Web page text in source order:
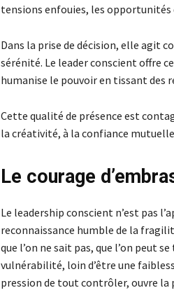
tensions enfouies, les opportunités
Dans la prise de décision, elle agit
sérénité. Le leader conscient offre
humanise le pouvoir en tissant des
Cette qualité de présence est
la créativité, à la confiance
Le courage
Le leadership conscient n’est pas
reconnaissance humble de la
que l’on ne sait pas, que l’on peut
vulnérabilité, loin d’être une
pression de tout contrôler, ouvre